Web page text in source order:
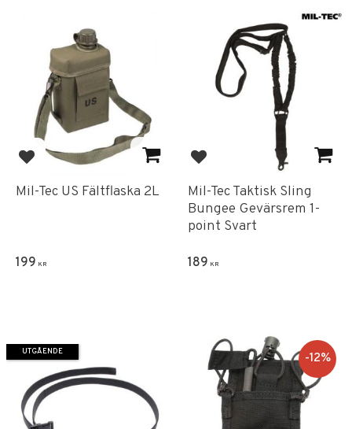
Lägg till i favoriter
Mil-Tec US Fältflaska 2L
199 KR
Lägg till i favoriter
Mil-Tec Taktisk Sling
Bungee Gevärsrem 1-
point Svart
189 KR
UTGÅENDE 12%